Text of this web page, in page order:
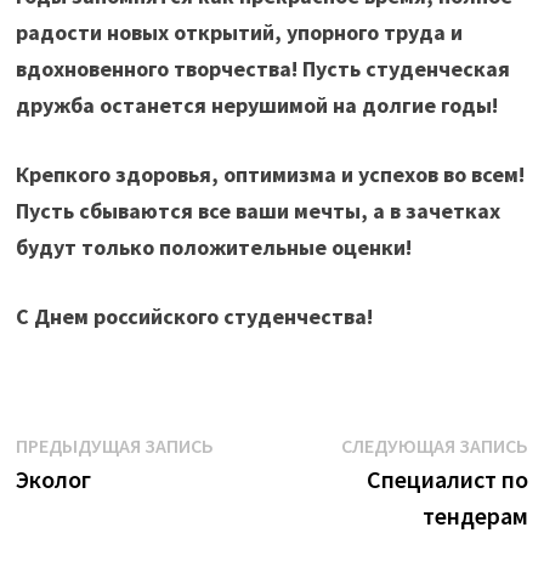
радости новых открытий, упорного труда и
вдохновенного творчества! Пусть студенческая
дружба останется нерушимой на долгие годы!
Крепкого здоровья, оптимизма и успехов во всем!
Пусть сбываются все ваши мечты, а в зачетках
будут только положительные оценки!
С Днем российского студенчества!
Навигация
по
ПРЕДЫДУЩАЯ ЗАПИСЬ
Эколог
СЛЕДУЮЩАЯ ЗАПИСЬ
Специалист по
тендерам